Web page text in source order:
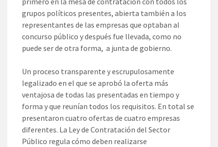
grupos políticos presentes, abierta también a los
representantes de las empresas que optaban al
concurso público y después fue llevada, como no
puede ser de otra forma, a junta de gobierno.
Un proceso transparente y escrupulosamente
legalizado en el que se aprobó la oferta más
ventajosa de todas las presentadas en tiempo y
forma y que reunían todos los requisitos. En total se
presentaron cuatro ofertas de cuatro empresas
diferentes. La Ley de Contratación del Sector
Público regula cómo deben realizarse